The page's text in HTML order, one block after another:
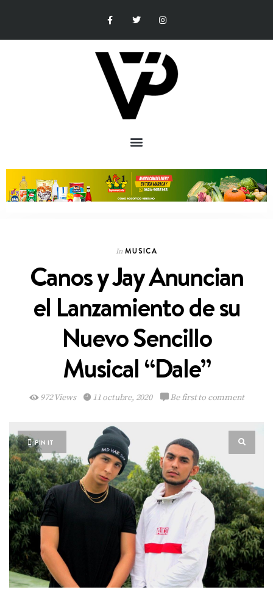
In MUSICA
Canos y Jay Anuncian
el Lanzamiento de su
Nuevo Sencillo
Musical “Dale”
972 Views 11 octubre, 2020 Be first to comment
PIN IT